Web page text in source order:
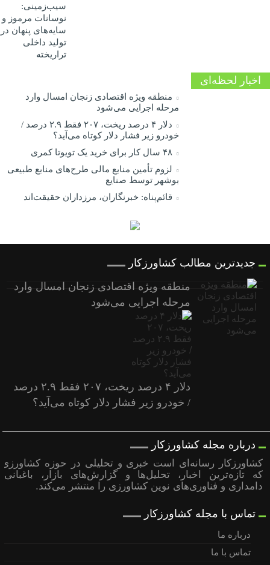
سیب‌زمینی:
نوسانات مرموز و
سایه‌های پنهان در
تولید داخلی
تراریخته
اخبار لحظه‌ای
منطقه ویژه اقتصادی زنجان امسال وارد
مرحله اجرایی می‌شود
دلار ۴ درصد ریخت، ۲۰۷ فقط ۲.۹ درصد /
خودرو زیر فشار دلار کوتاه می‌آید؟
لزوم تأمین منابع مالی طرح‌های منابع طبیعی
بوشهر توسط صنایع
قائم‌پناه: ‏خبرنگاران، مرزداران حقیقت‌اند
جدیدترین مطالب کشاورزکار
منطقه ویژه اقتصادی زنجان امسال وارد
مرحله اجرایی می‌شود
دلار ۴ درصد ریخت، ۲۰۷ فقط ۲.۹ درصد
/ خودرو زیر فشار دلار کوتاه می‌آید؟
درباره مجله کشاورزکار
کشاورزکار رسانه‌ای است خبری و تحلیلی در حوزه کشاورزی
که تازه‌ترین اخبار، تحلیل‌ها و گزارش‌های بازار، باغبانی،
دامداری و فناوری‌های نوین کشاورزی را منتشر می‌کند.
تماس با مجله کشاورزکار
درباره ما
تماس با ما